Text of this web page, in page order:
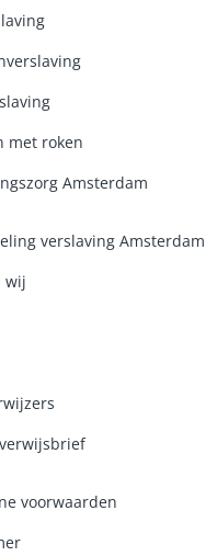
met roken
Amsterdam
verslaving Amsterdam
wij
voorwaarden